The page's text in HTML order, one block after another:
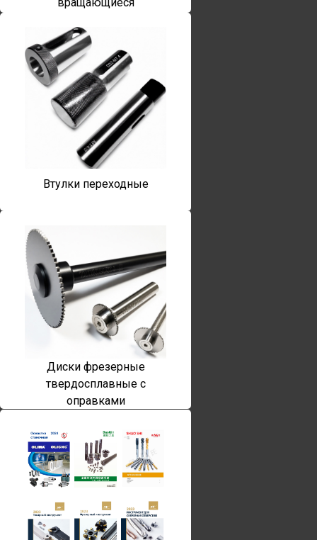
Втулки переходные
Диски фрезерные
твердосплавные с
оправками